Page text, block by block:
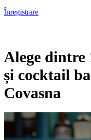
Înregistrare
Alege
și cocktail
Covasna